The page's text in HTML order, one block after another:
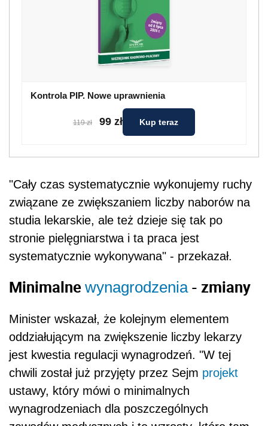
Kontrola PIP. Nowe uprawnienia
119 zł 99 zł Kup teraz
"Cały czas systematycznie wykonujemy ruchy
związane ze zwiększaniem liczby naborów na
studia lekarskie, ale też dzieje się tak po
stronie pielęgniarstwa i ta praca jest
systematycznie wykonywana" - przekazał.
Minimalne wynagrodzenia- zmiany
Minister wskazał, że kolejnym elementem
oddziałującym na zwiększenie liczby lekarzy
jest kwestia regulacji wynagrodzeń. "W tej
chwili został już przyjęty przez Sejm projekt
ustawy, który mówi o minimalnych
wynagrodzeniach dla poszczególnych